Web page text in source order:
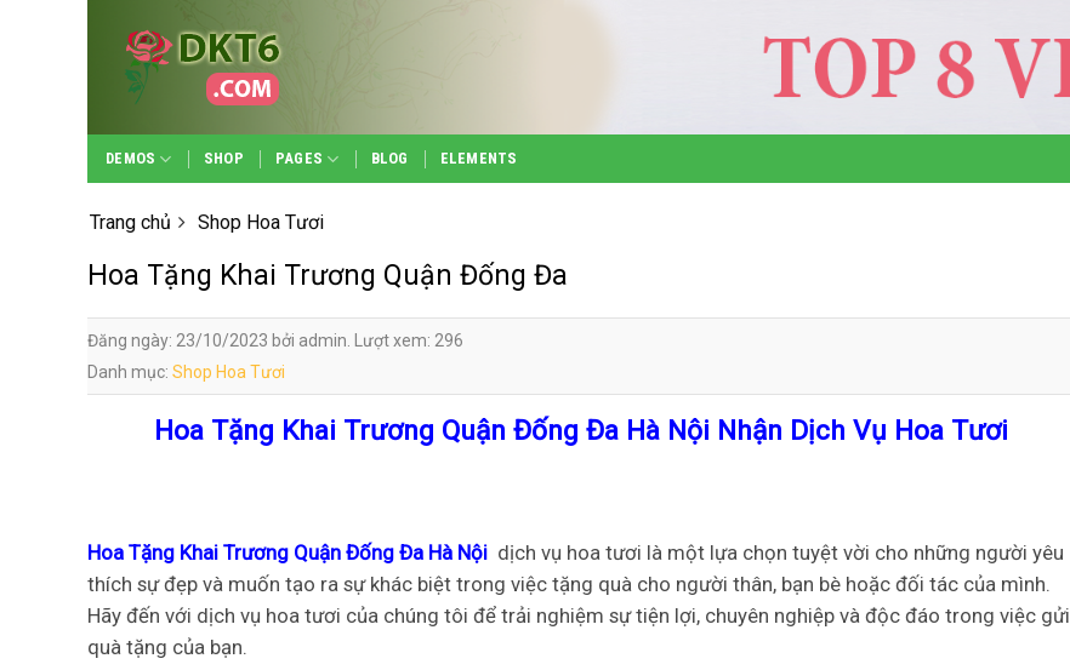
content
DEMOS SHOP PAGES BLOG ELEMENTS
Trang chủ Shop Hoa Tươi
Hoa Tặng Khai Trương Quận Đống Đa
Đăng ngày: 23/10/2023 bởi admin. Lượt xem: 296
Danh mục: Shop Hoa Tươi
Hoa Tặng Khai Trương Quận Đống Đa Hà Nội Nhận Dịch Vụ Hoa Tươi
Hoa Tặng Khai Trương Quận Đống Đa Hà Nội dịch vụ hoa tươi là một lựa chọn tuyệt vời cho những người yêu
thích sự đẹp và muốn tạo ra sự khác biệt trong việc tặng quà cho người thân, bạn bè hoặc đối tác của mình.
Hãy đến với dịch vụ hoa tươi của chúng tôi để trải nghiệm sự tiện lợi, chuyên nghiệp và độc đáo trong việc gửi
quà tặng của bạn.